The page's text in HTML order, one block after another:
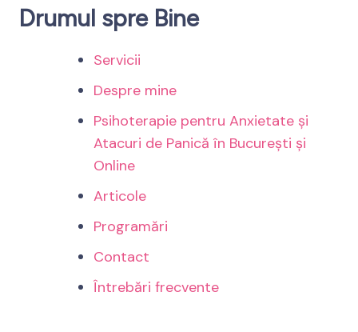
Drumul spre Bine
Servicii
Despre mine
Psihoterapie pentru Anxietate și
Atacuri de Panică în București și
Online
Articole
Programări
Contact
Întrebări frecvente